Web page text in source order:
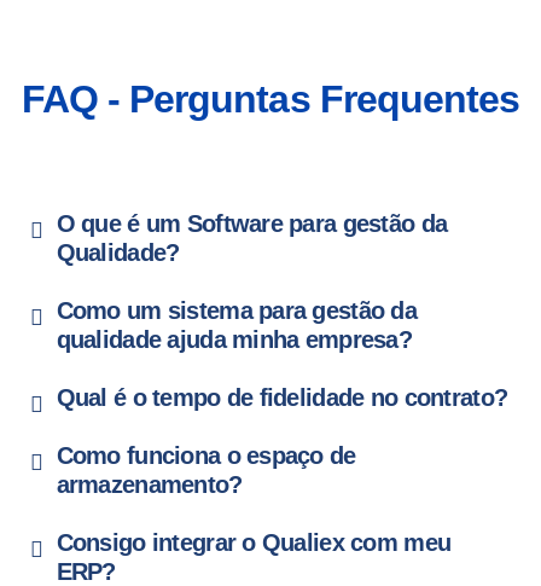
FAQ - Perguntas Frequentes
O que é um Software para gestão da
Qualidade?
Como um sistema para gestão da
qualidade ajuda minha empresa?
Qual é o tempo de fidelidade no contrato?
Como funciona o espaço de
armazenamento?
Consigo integrar o Qualiex com meu
ERP?